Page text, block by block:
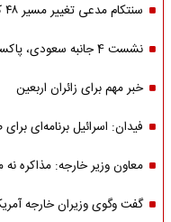
سنتکام مدعی تغییر مسیر ۴۸ کشتی تجاری شد
نشست 4 جانبه سعودی، پاکستان، مصر و ترکیه درباره تنش ها در منطقه
خبر مهم برای زائران اربعین
فیدان: اسرائیل برنامه‌ای
معاون وزیر خارجه: مذاکره
گفت وگوی وزیران خارجه